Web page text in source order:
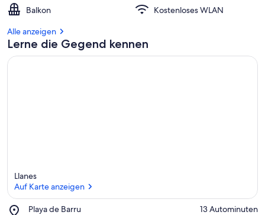
Balkon
Kostenloses WLAN
Alle anzeigen
Lerne die Gegend kennen
Llanes
Auf Karte anzeigen
Playa de Barru
Place,
‪13 Autominuten‬